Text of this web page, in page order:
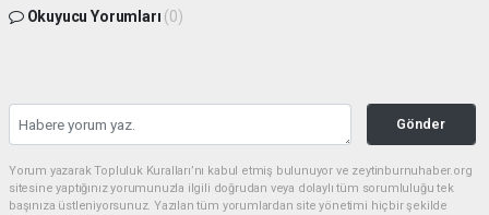
Okuyucu Yorumları (0)
Gönder
Yorum yazarak Topluluk Kuralları’nı kabul etmiş bulunuyor ve zeytinburnuhaber.org
sitesine yaptığınız yorumunuzla ilgili doğrudan veya dolaylı tüm sorumluluğu tek
başınıza üstleniyorsunuz. Yazılan tüm yorumlardan site yönetimi hiçbir şekilde